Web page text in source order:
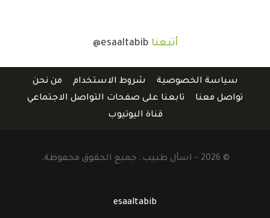
أتبعنا @esaaltabib
سياسة الخصوصية شروط الاستخدام
من نحن
تواصل معنا
تابعنا على صفحات التواصل الاجتماعي
قناة اليوتيوب
© 2026 - اسأل طبيب. جميع الحقوق محفوظة.
esaaltabib